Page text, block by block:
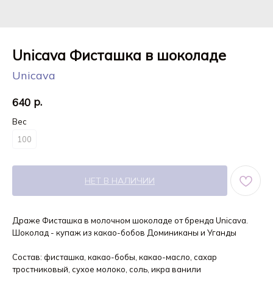
Unicava Фисташка в шоколаде
Unicava
640 р.
Вес
100
НЕТ В НАЛИЧИИ
Драже Фисташка в молочном шоколаде от бренда Unicava.
Шоколад - купаж из какао-бобов Доминиканы и Уганды
Состав: фисташка, какао-бобы, какао-масло, сахар
тростниковый, сухое молоко, соль, икра ванили